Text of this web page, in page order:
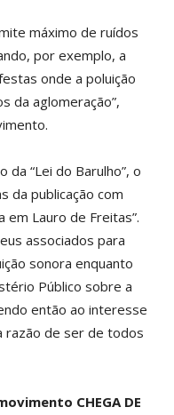
máximo de ruídos
por exemplo, a
onde a poluição
da aglomeração”,
da “Lei do Barulho”, o
da publicação com
em Lauro de Freitas”.
associados para
sonora enquanto
Público sobre a
então ao interesse
razão de ser de todos
CHEGA DE